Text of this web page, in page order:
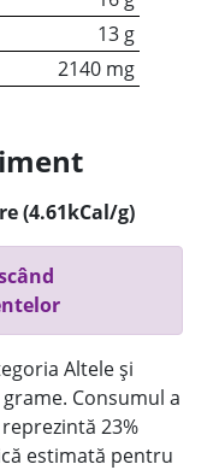
13 g
2140 mg
(4.61kCal/g)
Altele și
Consumul a
23%
estimată pentru